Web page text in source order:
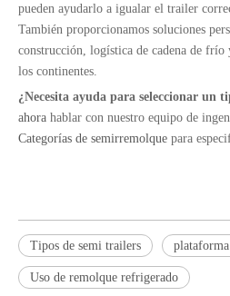
pueden ayudarlo a igualar el trailer
También proporcionamos soluciones
construcción, logística de cadena de frío
los continentes.
¿Necesita ayuda para seleccionar un
ahora hablar con nuestro equipo de
Categorías de semirremolque para
Tipos de semi trailers
Uso de remolque refrigerado